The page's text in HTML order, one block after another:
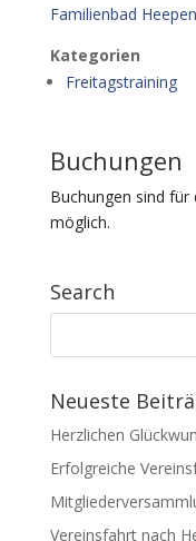
Fam­i­lien­bad Heepen
Kat­e­gorien
Fre­itagstrain­ing
Buchungen
Buchun­gen sind
möglich.
Search
Neueste
Herzlichen
Erfolgreiche
Vereinsfahrt nach